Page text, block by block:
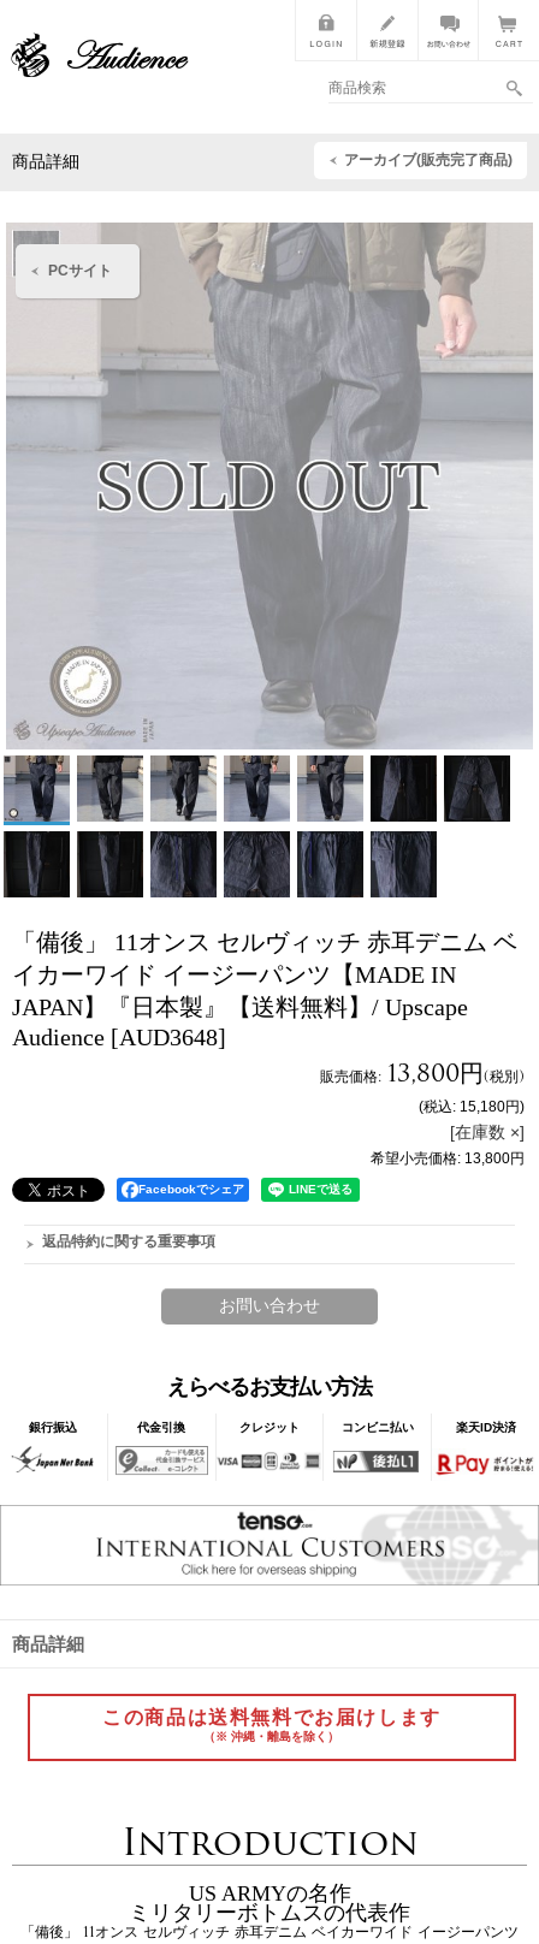
PCサイト
商品詳細 アーカイブ(販売完了商品)
「備後」 11オンス セルヴィッチ 赤耳デニム ベ
イカーワイド イージーパンツ【MADE IN
JAPAN】『日本製』【送料無料】/ Upscape
Audience [AUD3648]
販売価格: 13,800円(税別)
(税込: 15,180円)
[在庫数 ×]
希望小売価格: 13,800円
Facebookでシェア
返品特約に関する重要事項
えらべるお支払い方法
銀行振込 代金引換 クレジット コンビニ払い 楽天ID決済
商品詳細
この商品は送料無料でお届けします
（※ 沖縄・離島を除く）
Introduction
US ARMYの名作
ミリタリーボトムスの代表作
「備後」 11オンス セルヴィッチ 赤耳デニム ベイカーワイド イージーパンツ